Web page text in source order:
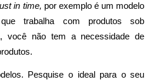
in time, por exemplo é um modelo
trabalha com produtos sob
você não tem a necessidade de
Pesquise o ideal para o seu